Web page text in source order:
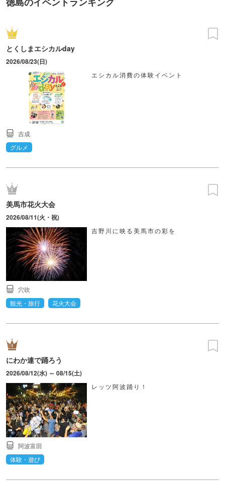
とくしまエシカルday
2026/08/23(日)
エシカル消費の体験イベント
吉成
グルメ
美馬市花火大会
2026/08/11(火・祝)
吉野川に映る美馬市の彩を
穴吹
観光・旅行
花火大会
にわか連で踊ろう
2026/08/12(水) ～ 08/15(土)
レッツ阿波踊り！
阿波富田
体験・遊び